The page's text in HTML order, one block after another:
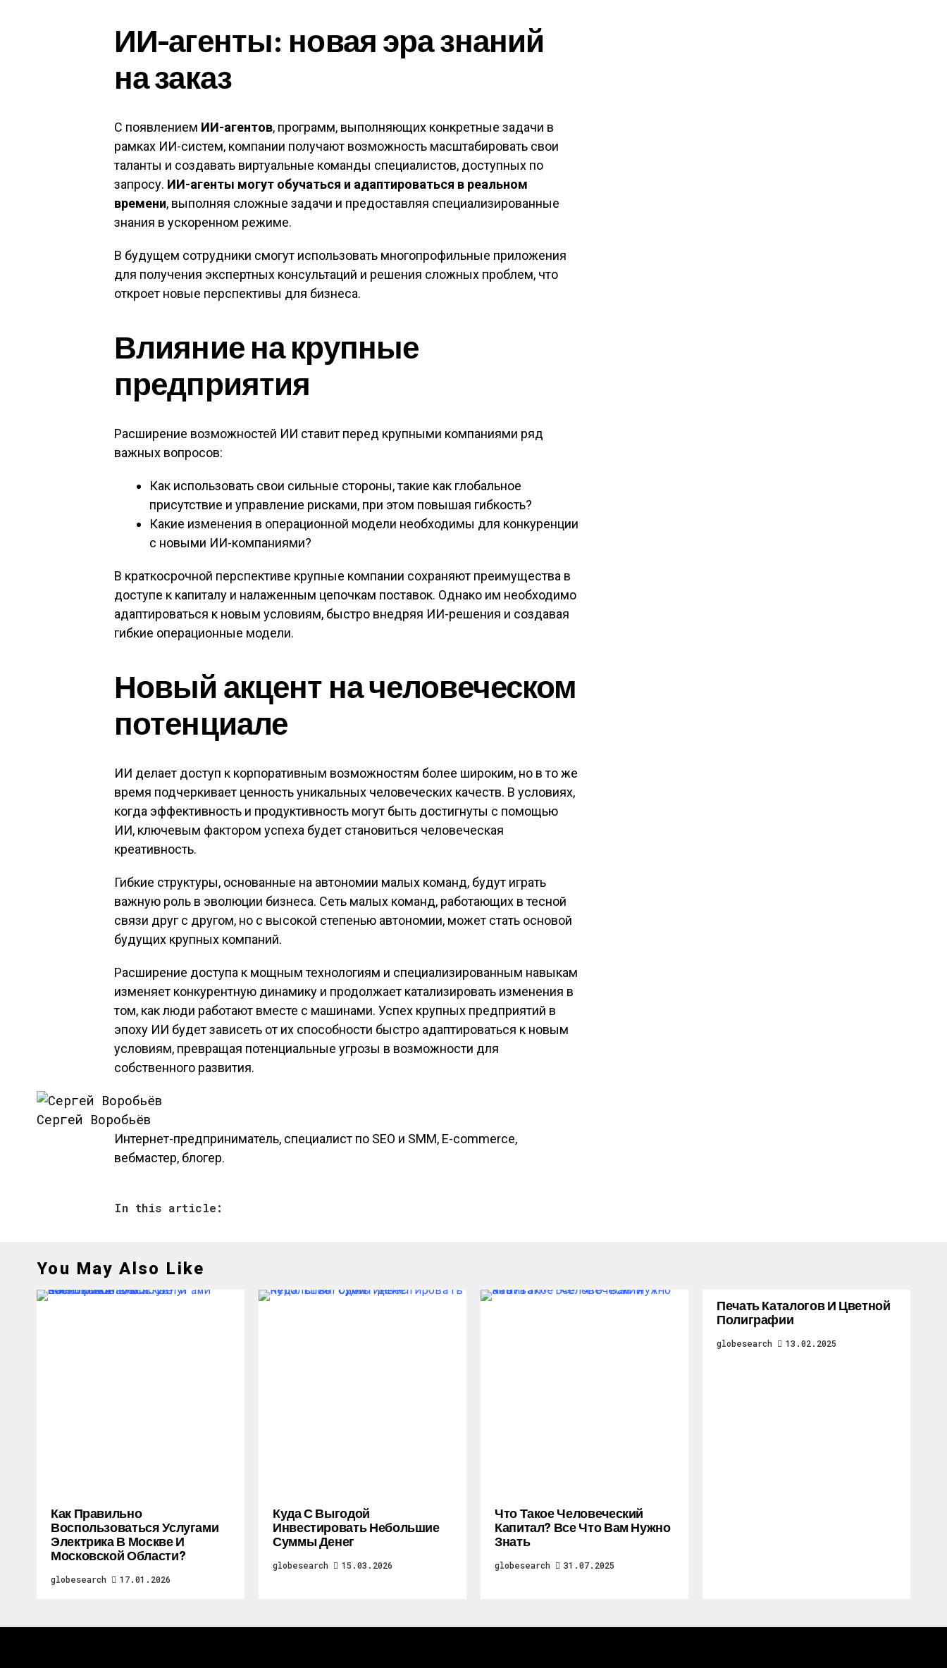
ИИ-агенты: новая эра знаний
на заказ
С появлением ИИ-агентов, программ, выполняющих конкретные задачи в
рамках ИИ-систем, компании получают возможность масштабировать свои
таланты и создавать виртуальные команды специалистов, доступных по
запросу. ИИ-агенты могут обучаться и адаптироваться в реальном
времени, выполняя сложные задачи и предоставляя специализированные
знания в ускоренном режиме.
В будущем сотрудники смогут использовать многопрофильные приложения
для получения экспертных консультаций и решения сложных проблем, что
откроет новые перспективы для бизнеса.
Влияние на крупные
предприятия
Расширение возможностей ИИ ставит перед крупными компаниями ряд
важных вопросов:
Как использовать свои сильные стороны, такие как глобальное
присутствие и управление рисками, при этом повышая гибкость?
Какие изменения в операционной модели необходимы для конкуренции
с новыми ИИ-компаниями?
В краткосрочной перспективе крупные компании сохраняют преимущества в
доступе к капиталу и налаженным цепочкам поставок. Однако им необходимо
адаптироваться к новым условиям, быстро внедряя ИИ-решения и создавая
гибкие операционные модели.
Новый акцент на человеческом
потенциале
ИИ делает доступ к корпоративным возможностям более широким, но в то же
время подчеркивает ценность уникальных человеческих качеств. В условиях,
когда эффективность и продуктивность могут быть достигнуты с помощью
ИИ, ключевым фактором успеха будет становиться человеческая
креативность.
Гибкие структуры, основанные на автономии малых команд, будут играть
важную роль в эволюции бизнеса. Сеть малых команд, работающих в тесной
связи друг с другом, но с высокой степенью автономии, может стать основой
будущих крупных компаний.
Расширение доступа к мощным технологиям и специализированным навыкам
изменяет конкурентную динамику и продолжает катализировать изменения в
том, как люди работают вместе с машинами. Успех крупных предприятий в
эпоху ИИ будет зависеть от их способности быстро адаптироваться к новым
условиям, превращая потенциальные угрозы в возможности для
собственного развития.
Сергей Воробьёв
Интернет-предприниматель, специалист по SEO и SMM, E-commerce,
вебмастер, блогер.
In this article:
You May Also Like
Как Правильно
Воспользоваться Услугами
Электрика В Москве И
Московской Области?
globesearch 17.01.2026
Куда С Выгодой
Инвестировать Небольшие
Суммы Денег
globesearch 15.03.2026
Что Такое Человеческий
Капитал? Все Что Вам Нужно
Знать
globesearch 31.07.2025
Печать Каталогов И Цветной
Полиграфии
globesearch 13.02.2025